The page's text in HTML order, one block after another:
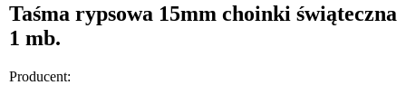
Taśma rypsowa 15mm choinki świąteczna
1 mb.
Producent: